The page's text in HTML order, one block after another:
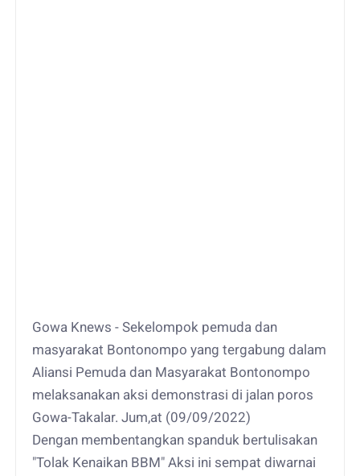
Gowa Knews - Sekelompok pemuda dan
masyarakat Bontonompo yang tergabung dalam
Aliansi Pemuda dan Masyarakat Bontonompo
melaksanakan aksi demonstrasi di jalan poros
Gowa-Takalar. Jum,at (09/09/2022)
Dengan membentangkan spanduk bertulisakan
"Tolak Kenaikan BBM" Aksi ini sempat diwarnai